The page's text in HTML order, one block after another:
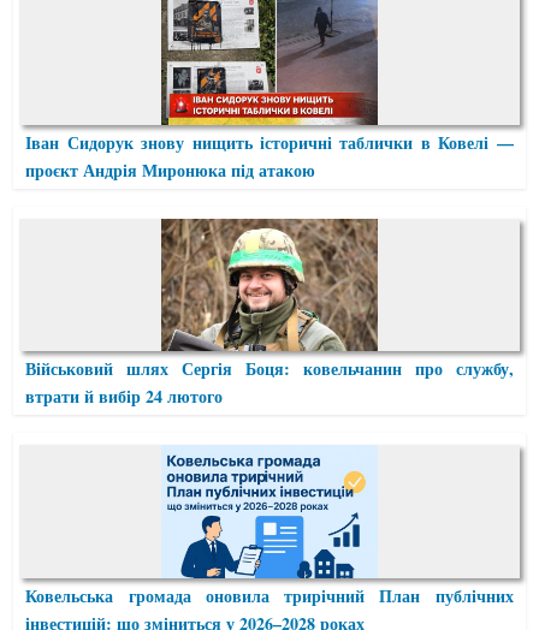
Іван Сидорук знову нищить історичні таблички в Ковелі —
проєкт Андрія Миронюка під атакою
Військовий шлях Сергія Боця: ковельчанин про службу,
втрати й вибір 24 лютого
Ковельська громада оновила трирічний План публічних
інвестицій: що зміниться у 2026–2028 роках